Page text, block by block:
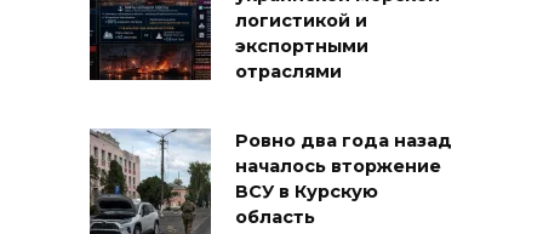
логистикой и
экспортными
отраслями
Ровно два года назад
началось вторжение
ВСУ в Курскую
область